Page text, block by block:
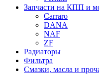
Запчасти на КПП и
Carraro
DANA
NAF
ZF
Радиаторы
Фильтра
Смазки, масла и